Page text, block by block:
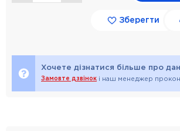
Зберегти
Хочете дізнатися більше про
Замовте дзвінок і наш менеджер